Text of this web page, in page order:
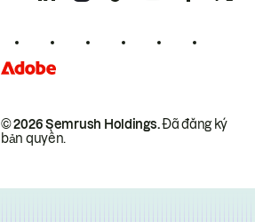
© 2026 Semrush Holdings.Đã đăng ký
bản quyền.